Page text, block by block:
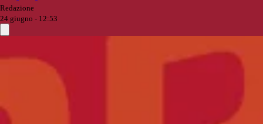
Redazione
24 giugno - 12:53